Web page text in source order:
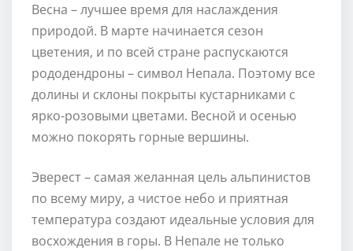
Весна – лучшее время для наслаждения
природой. В марте начинается сезон
цветения, и по всей стране распускаются
рододендроны – символ Непала. Поэтому все
долины и склоны покрыты кустарниками с
ярко-розовыми цветами. Весной и осенью
можно покорять горные вершины.
Эверест – самая желанная цель альпинистов
по всему миру, а чистое небо и приятная
температура создают идеальные условия для
восхождения в горы. В Непале не только